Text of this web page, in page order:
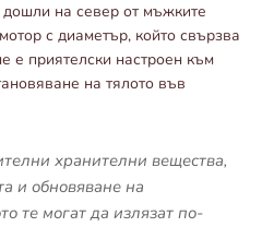
дошли на север от мъжките
с диаметър, който свързва
е приятелски настроен към
на тялото във
хранителни вещества,
и обновяване на
те могат да излязат по-